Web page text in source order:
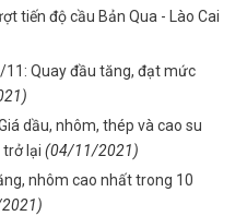
tiến độ cầu Bản Qua - Lào Cai
Quay đầu tăng, đạt mức
dầu, nhôm, thép và cao su
lại (04/11/2021)
nhôm cao nhất trong 10